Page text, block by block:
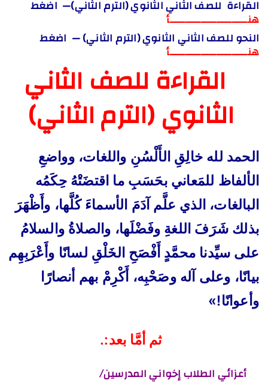
القراءة للصف الثاني الثانوي (الترم الثاني)— اضغط
هنـــــــــــــــــــــــــأ
النحو للصف الثاني الثانوي (الترم الثاني) — اضغط
هنـــــــــــــــــــــــــأ
القراءة للصف الثاني
الثانوي (الترم الثاني)
الحمد لله خالِقِ الأَلْسُنِ واللغات، وواضعِ
الألفاظ للمَعاني بحَسَبِ ما اقتضَتْهُ حِكَمُه
البالغات، الذي علَّم آدَمَ الأسماءَ كُلَّها، وأَظْهَرَ
بذلك شَرَفَ اللغةِ وفَضْلَها، والصلاةُ والسلامُ
على سيِّدنا محمَّدٍ أَفْصَحِ الخَلْقِ لسانًا وأَعْرَبِهِم
بيانًا، وعلى آله وصَحْبِه، أَكْرِمْ بهم أنصارًا
وأعوانًا!»
ثم أمَّا بعد:.
أعزائي الطلاب إخواني المدرسين/